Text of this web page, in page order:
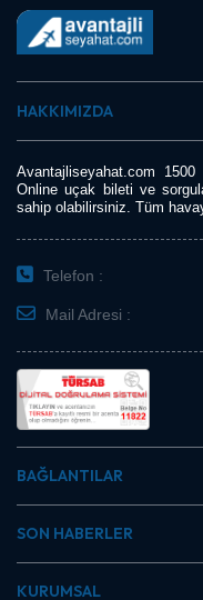
HAKKIMIZDA
Avantajliseyahat.com
Online uçak bileti ve
sahip olabilirsiniz. Tüm
Telefon :
Mail Adresi :
BAĞLANTILAR
SON HABERLER
KURUMSAL